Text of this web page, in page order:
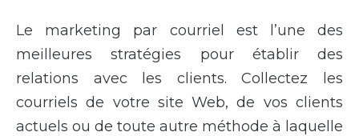
Le marketing par courriel est l’une des
meilleures stratégies pour établir des
relations avec les clients. Collectez les
courriels de votre site Web, de vos clients
actuels ou de toute autre méthode à laquelle